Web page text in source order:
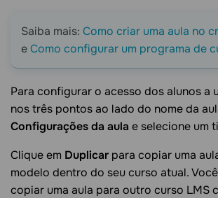
Saiba mais: Como criar uma aula no
eComo configurar um programa de
Para configurar o acesso dos alunos a
nos três pontos ao lado do nome da
Configurações da aula e selecione um
Clique em Duplicar para copiar uma
modelo dentro do seu curso atual.
copiar uma aula para outro curso LMS